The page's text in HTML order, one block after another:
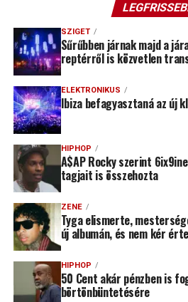
SZIGET
Sűrűbben járnak majd a
reptérről is közvetlen
ELEKTRONIKUS
Ibiza befagyasztaná az új
HIPHOP
A$AP Rocky szerint
tagjait is összehozta
ZENE
Tyga elismerte,
új albumán, és nem kér
HIPHOP
50 Cent akár pénzben is
börtönbüntetésére